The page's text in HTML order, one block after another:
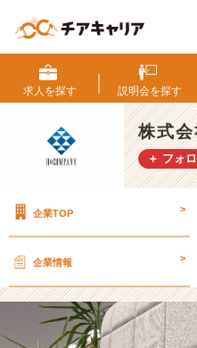
員
に
密
着！】
求
人
イ
川
島
さ
求人を探す 説明会を探す
株式
＋ フォ
企業TOP >
企業情報 >